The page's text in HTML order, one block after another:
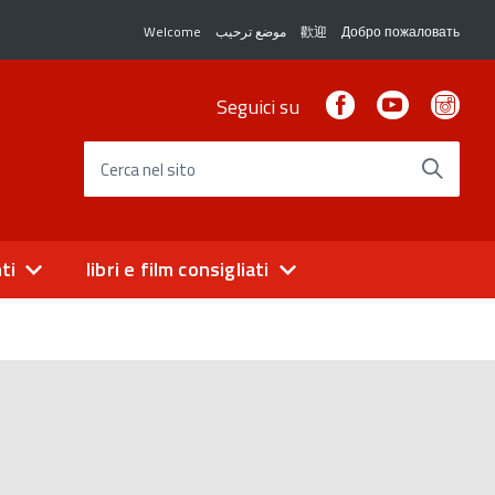
Welcome موضع ترحيب 歡迎 Добро пожаловать
Seguici su FacebookYoutube
Cerca nel sito
libri e film consigliati